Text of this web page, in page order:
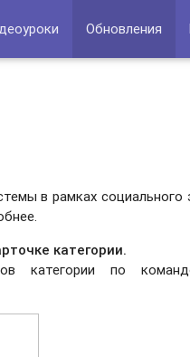
Обновления
в рамках социального
категории.
категории по